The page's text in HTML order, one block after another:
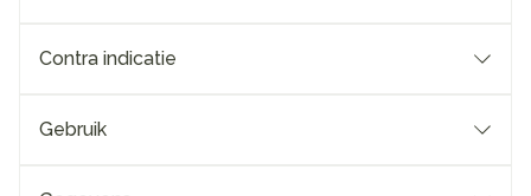
Contra indicatie
Gebruik